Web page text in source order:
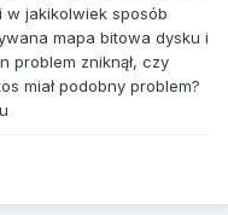
w jakikolwiek sposób
mapa bitowa dysku i
problem zniknął, czy
miał podobny problem?